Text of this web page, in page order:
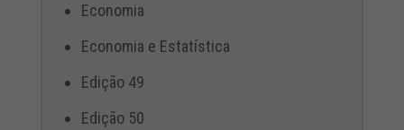
Economia
Economia e Estatística
Edição 49
Edição 50